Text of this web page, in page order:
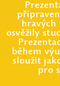
hravých
osvěžily
během
sloužit
pro